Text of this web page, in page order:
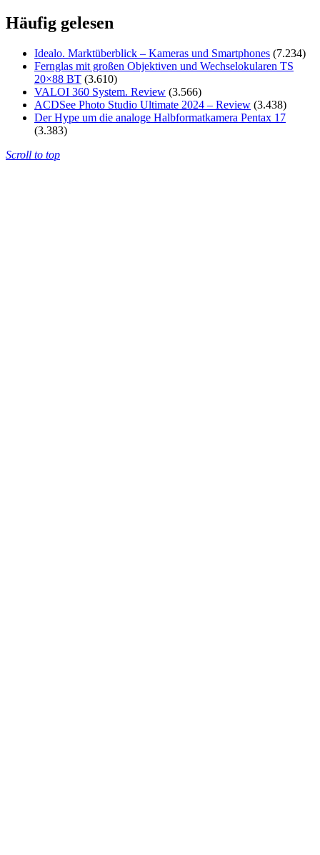
Häufig gelesen
Idealo. Marktüberblick – Kameras und Smartphones (7.234)
Fernglas mit großen Objektiven und Wechselokularen TS
20×88 BT (3.610)
VALOI 360 System. Review (3.566)
ACDSee Photo Studio Ultimate 2024 – Review (3.438)
Der Hype um die analoge Halbformatkamera Pentax 17
(3.383)
Scroll to top